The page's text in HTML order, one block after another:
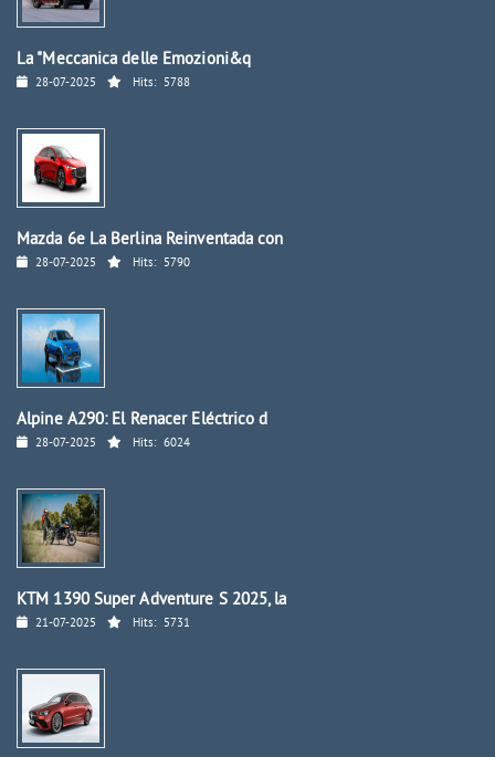
La "Meccanica delle Emozioni&q
28-07-2025 Hits: 5788
Mazda 6e La Berlina Reinventada con
28-07-2025 Hits: 5790
Alpine A290: El Renacer Eléctrico d
28-07-2025 Hits: 6024
KTM 1390 Super Adventure S 2025, la
21-07-2025 Hits: 5731